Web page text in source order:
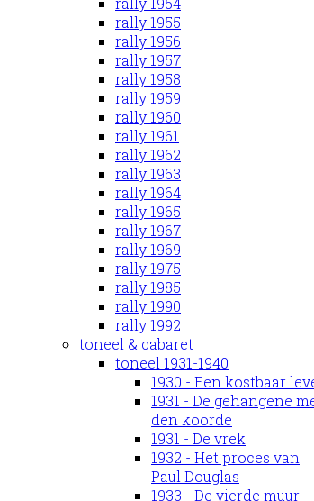
rally 1955
rally 1956
rally 1957
rally 1958
rally 1959
rally 1960
rally 1961
rally 1962
rally 1963
rally 1964
rally 1965
rally 1967
rally 1969
rally 1975
rally 1985
rally 1990
rally 1992
toneel & cabaret
toneel 1931-1940
1930 - Een kostbaar
1931 - De gehangene
den koorde
1931 - De vrek
1932 - Het proces van
Paul Douglas
1933 - De vierde muur